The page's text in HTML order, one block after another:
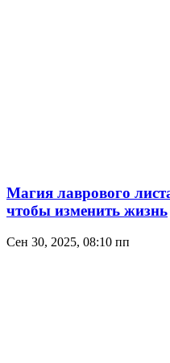
Магия лаврового
чтобы изменить жизнь
Сен 30, 2025, 08:10 пп